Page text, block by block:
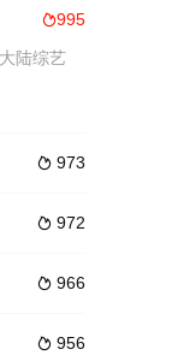
995
陆综艺
 973
 972
 966
 956